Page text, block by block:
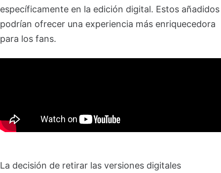
específicamente en la edición digital. Estos añadidos
podrían ofrecer una experiencia más enriquecedora
para los fans.
La decisión de retirar las versiones digitales